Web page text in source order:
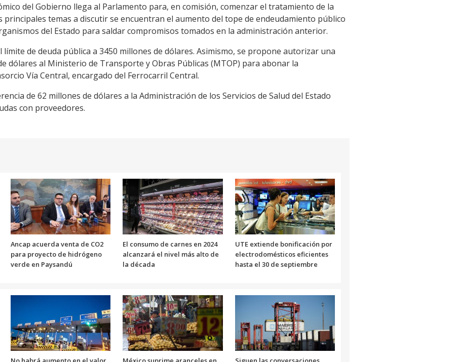
del Gobierno llega al Parlamento para, en comisión, comenzar el tratamiento de la
principales temas a discutir se encuentran el aumento del tope de endeudamiento público
del Estado para saldar compromisos tomados en la administración anterior.
de deuda pública a 3450 millones de dólares. Asimismo, se propone autorizar una
dólares al Ministerio de Transporte y Obras Públicas (MTOP) para abonar la
Vía Central, encargado del Ferrocarril Central.
de 62 millones de dólares a la Administración de los Servicios de Salud del Estado
con proveedores.
Ancap acuerda venta de CO2
para proyecto de hidrógeno
verde en Paysandú
El consumo de carnes en 2024
alcanzará el nivel más alto de
la década
UTE extiende bonificación por
electrodomésticos eficientes
hasta el 30 de septiembre